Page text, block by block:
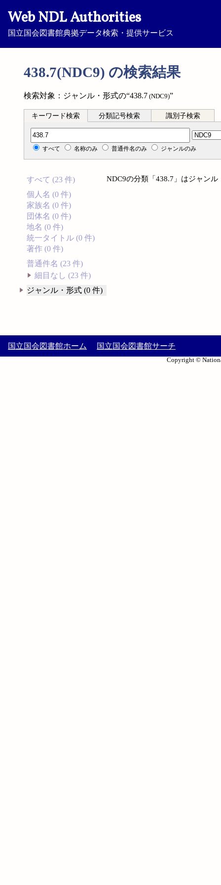
Web NDL Authorities
国立国会図書館典拠データ検索・提供サービス
438.7(NDC9) の検索結果
検索対象：ジャンル・形式の“438.7 (NDC9)”
キーワード検索 分類記号検索 識別子検索
分類記号検索
すべて 名称のみ 普通件名のみ ジャンルのみ
すべて (23 件)
個人名 (0 件)
家族名 (0 件)
団体名 (0 件)
地名 (0 件)
統一タイトル (0 件)
著作 (0 件)
普通件名 (23 件)
細目なし (23 件)
ジャンル・形式 (0 件)
NDC9の分類「438.7」はジャン
国立国会図書館ホーム 国立国会図書館サーチ
Copyright ©